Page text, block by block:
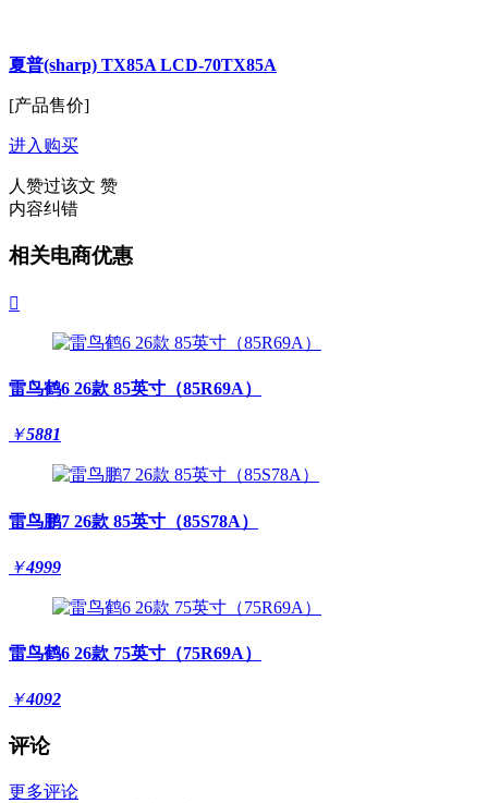
夏普(sharp) TX85A LCD-70TX85A
[产品售价]
进入购买
人赞过该文 赞
内容纠错
相关电商优惠

雷鸟鹤6 26款 85英寸（85R69A）
￥5881
雷鸟鹏7 26款 85英寸（85S78A）
￥4999
雷鸟鹤6 26款 75英寸（75R69A）
￥4092
评论
更多评论